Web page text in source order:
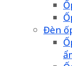
Đèn